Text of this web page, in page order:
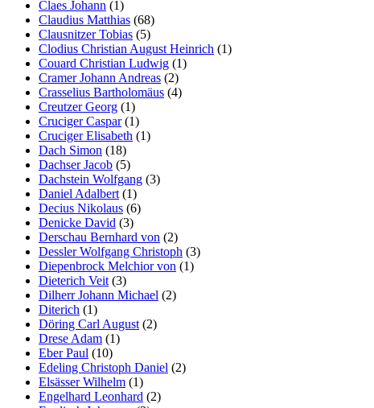
Claes Johann (1)
Claudius Matthias (68)
Clausnitzer Tobias (5)
Clodius Christian August Heinrich (1)
Couard Christian Ludwig (1)
Cramer Johann Andreas (2)
Crasselius Bartholomäus (4)
Creutzer Georg (1)
Cruciger Caspar(1)
Cruciger Elisabeth (1)
Dach Simon (18)
Dachser Jacob (5)
Dachstein Wolfgang (3)
Daniel Adalbert (1)
Decius Nikolaus (6)
Denicke David (3)
Derschau Bernhard von (2)
Dessler Wolfgang Christoph (3)
Diepenbrock Melchior von (1)
Dieterich Veit (3)
Dilherr Johann Michael (2)
Diterich (1)
Döring Carl August (2)
Drese Adam (1)
Eber Paul (10)
Edeling Christoph Daniel (2)
Elsässer Wilhelm (1)
Engelhard Leonhard (2)